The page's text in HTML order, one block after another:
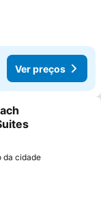
Ver preços
favoritos
da cidade
preços